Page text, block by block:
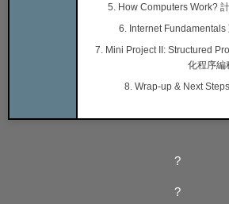
5. How Computers Work?
6. Internet Fundamentals
7. Mini Project II: Structured
化程序編
8. Wrap-up & Next
?
?